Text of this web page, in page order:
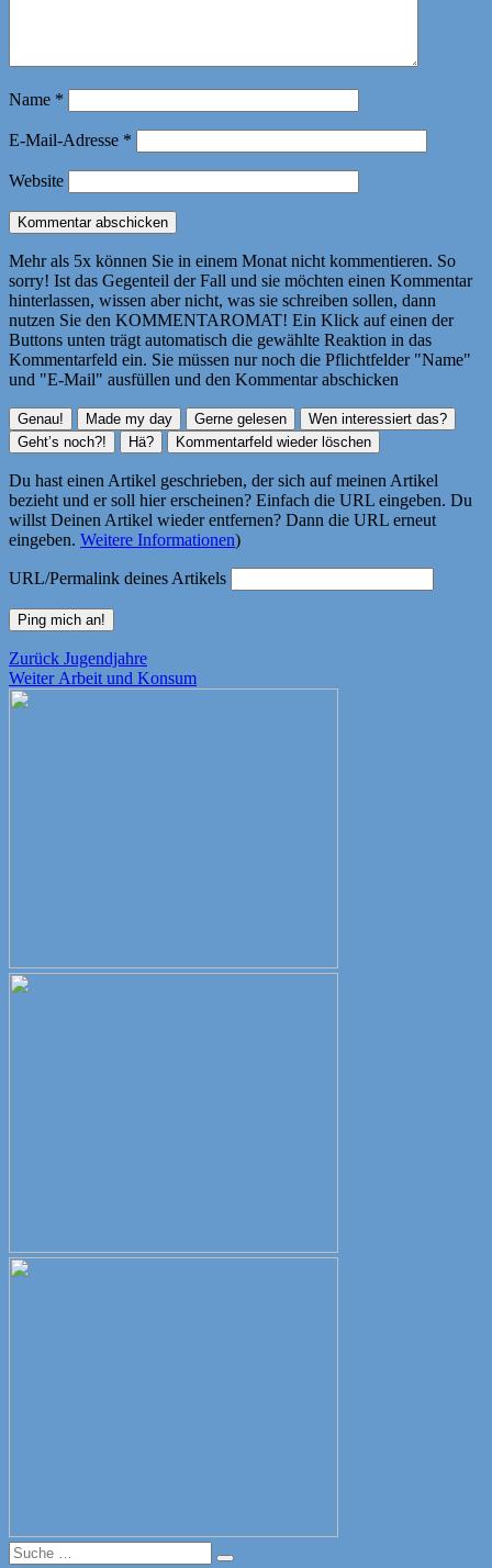
Name *
E-Mail-Adresse *
Website
Mehr als 5x können Sie in einem Monat nicht kommentieren. So
sorry! Ist das Gegenteil der Fall und sie möchten einen Kommentar
hinterlassen, wissen aber nicht, was sie schreiben sollen, dann
nutzen Sie den KOMMENTAROMAT! Ein Klick auf einen der
Buttons unten trägt automatisch die gewählte Reaktion in das
Kommentarfeld ein. Sie müssen nur noch die Pflichtfelder "Name"
und "E-Mail" ausfüllen und den Kommentar abschicken
Du hast einen Artikel geschrieben, der sich auf meinen Artikel
bezieht und er soll hier erscheinen? Einfach die URL eingeben. Du
willst Deinen Artikel wieder entfernen? Dann die URL erneut
eingeben. Weitere Informationen)
URL/Permalink deines Artikels
Beitragsnavigation
Zurück Vorheriger
Beitrag:
Jugendjahre
Weiter Nächster
Arbeit und Konsum
Suche